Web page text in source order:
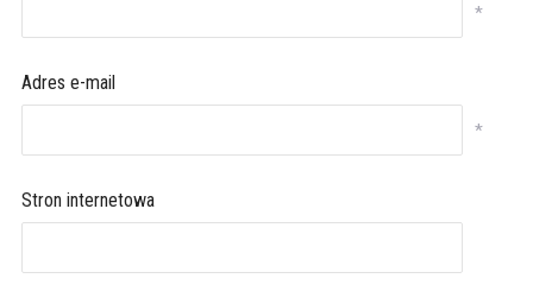
*
Adres e-mail
*
Stron internetowa